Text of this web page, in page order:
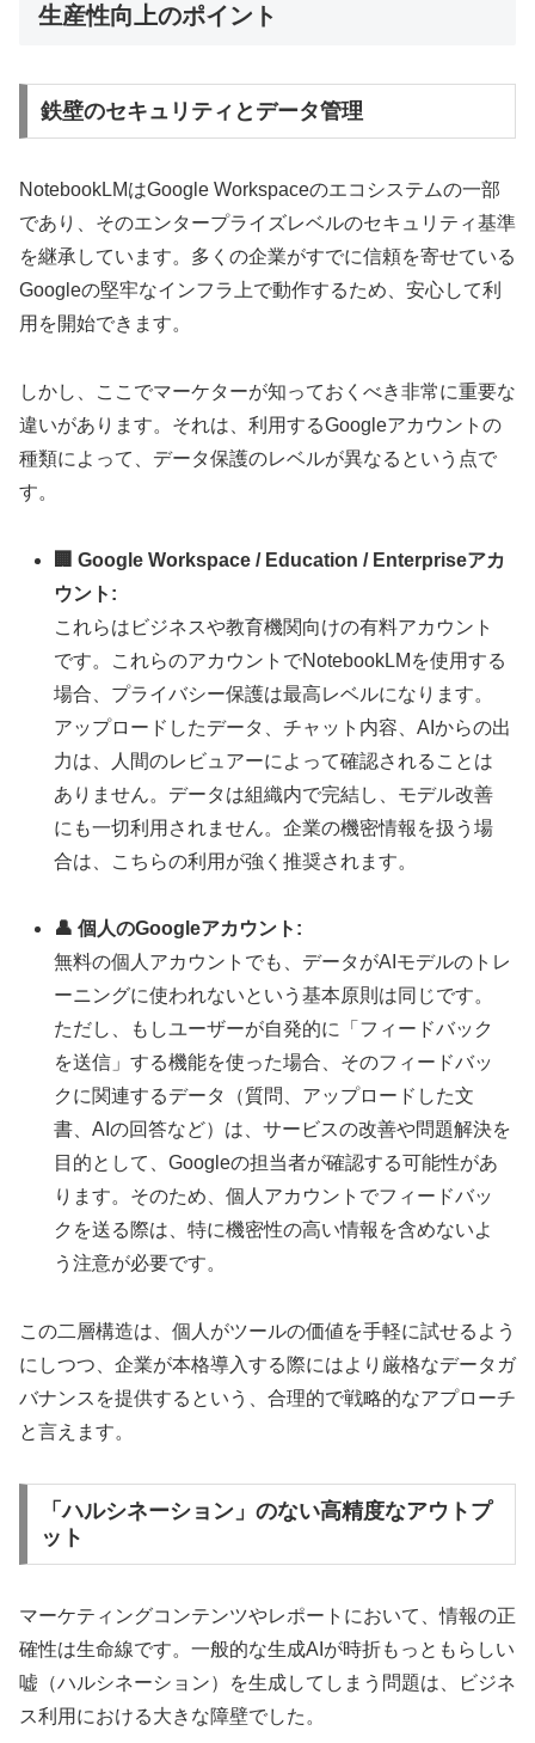
生産性向上のポイント
鉄壁のセキュリティとデータ管理
NotebookLMはGoogle Workspaceのエコシステムの一部
であり、そのエンタープライズレベルのセキュリティ基準
を継承しています。多くの企業がすでに信頼を寄せている
Googleの堅牢なインフラ上で動作するため、安心して利
用を開始できます。
しかし、ここでマーケターが知っておくべき非常に重要な
違いがあります。それは、利用するGoogleアカウントの
種類によって、データ保護のレベルが異なるという点で
す。
🏢 Google Workspace / Education / Enterpriseアカ
ウント:
これらはビジネスや教育機関向けの有料アカウント
です。これらのアカウントでNotebookLMを使用する
場合、プライバシー保護は最高レベルになります。
アップロードしたデータ、チャット内容、AIからの出
力は、
人間のレビュアーによって確認されることは
ありません。データは組織内で完結し、モデル改善
にも一切利用されません。企業の機密情報を扱う場
合は、こちらの利用が強く推奨されます。
👤 個人のGoogleアカウント:
無料の個人アカウントでも、データがAIモデルのトレ
ーニングに使われないという基本原則は同じです。
ただし、もしユーザーが自発的に「フィードバック
を送信」する機能を使った場合、そのフィードバッ
クに関連するデータ（質問、アップロードした文
書、AIの回答など）は、サービスの改善や問題解決を
目的として、Googleの担当者が確認する可能性があ
ります。そのため、個人アカウントでフィードバッ
クを送る際は、特に機密性の高い情報を含めないよ
う注意が必要です。
この二層構造は、個人がツールの価値を手軽に試せるよう
にしつつ、企業が本格導入する際にはより厳格なデータガ
バナンスを提供するという、合理的で戦略的なアプローチ
と言えます。
「ハルシネーション」のない高精度なアウトプ
ット
マーケティングコンテンツやレポートにおいて、情報の正
確性は生命線です。一般的な生成AIが時折もっともらしい
嘘（ハルシネーション）を生成してしまう問題は、ビジネ
ス利用における大きな障壁でした。